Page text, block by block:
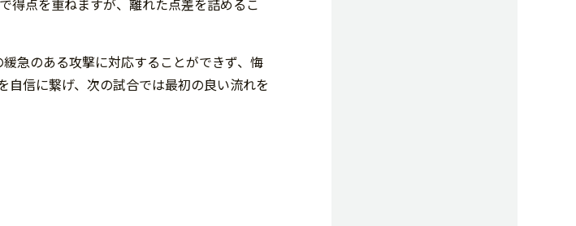
得点を重ねますが、離れた点差を詰めるこ
急のある攻撃に対応することができず、悔
自信に繋げ、次の試合では最初の良い流れを